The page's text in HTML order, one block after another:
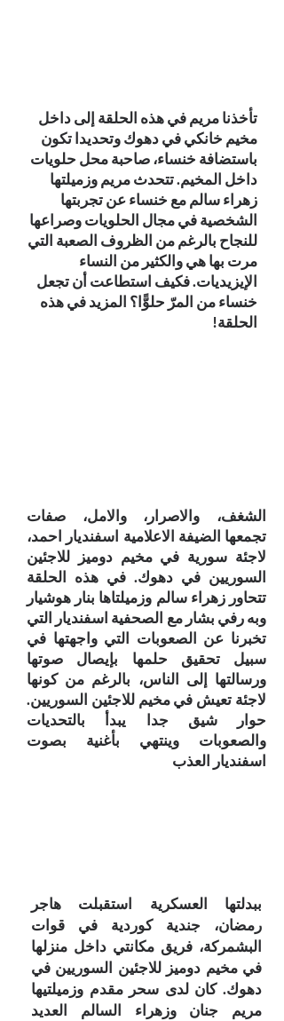
تأخذنا مريم في هذه الحلقة إلى داخل
مخيم خانكي في دهوك وتحديدا تكون
باستضافة خنساء، صاحبة محل حلويات
داخل المخيم. تتحدث مريم وزميلتها
زهراء سالم مع خنساء عن تجربتها
الشخصية في مجال الحلويات وصراعها
للنجاح بالرغم من الظروف الصعبة التي
مرت بها هي والكثير من النساء
الإيزيديات. فكيف استطاعت أن تجعل
خنساء من المرّ حلوًّا؟ المزيد في هذه
الحلقة!
الشغف، والاصرار، والامل، صفات
تجمعها الضيفة الاعلامية اسفنديار احمد،
لاجئة سورية في مخيم دوميز للاجئين
السوريين في دهوك. في هذه الحلقة
تتحاور زهراء سالم وزميلتاها بنار هوشيار
وبه رفي بشار مع الصحفية اسفنديار التي
تخبرنا عن الصعوبات التي واجهتها في
سبيل تحقيق حلمها بإيصال صوتها
ورسالتها إلى الناس، بالرغم من كونها
لاجئة تعيش في مخيم للاجئين السوريين.
حوار شيق جدا يبدأ بالتحديات
والصعوبات وينتهي بأغنية بصوت
اسفنديار العذب
ببدلتها العسكرية استقبلت هاجر
رمضان، جندية كوردية في قوات
البشمركة، فريق مكانتي داخل منزلها
في مخيم دوميز للاجئين السوريين في
دهوك. كان لدى سحر مقدم وزميلتيها
مريم جنان وزهراء السالم العديد